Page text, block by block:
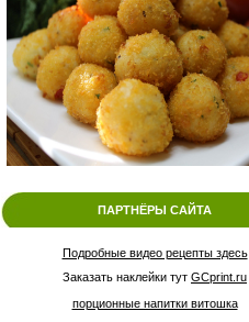
ПАРТНЁРЫ САЙТА
Подробные видео рецепты здесь
Заказать наклейки тут GCprint.ru
порционные напитки витошка